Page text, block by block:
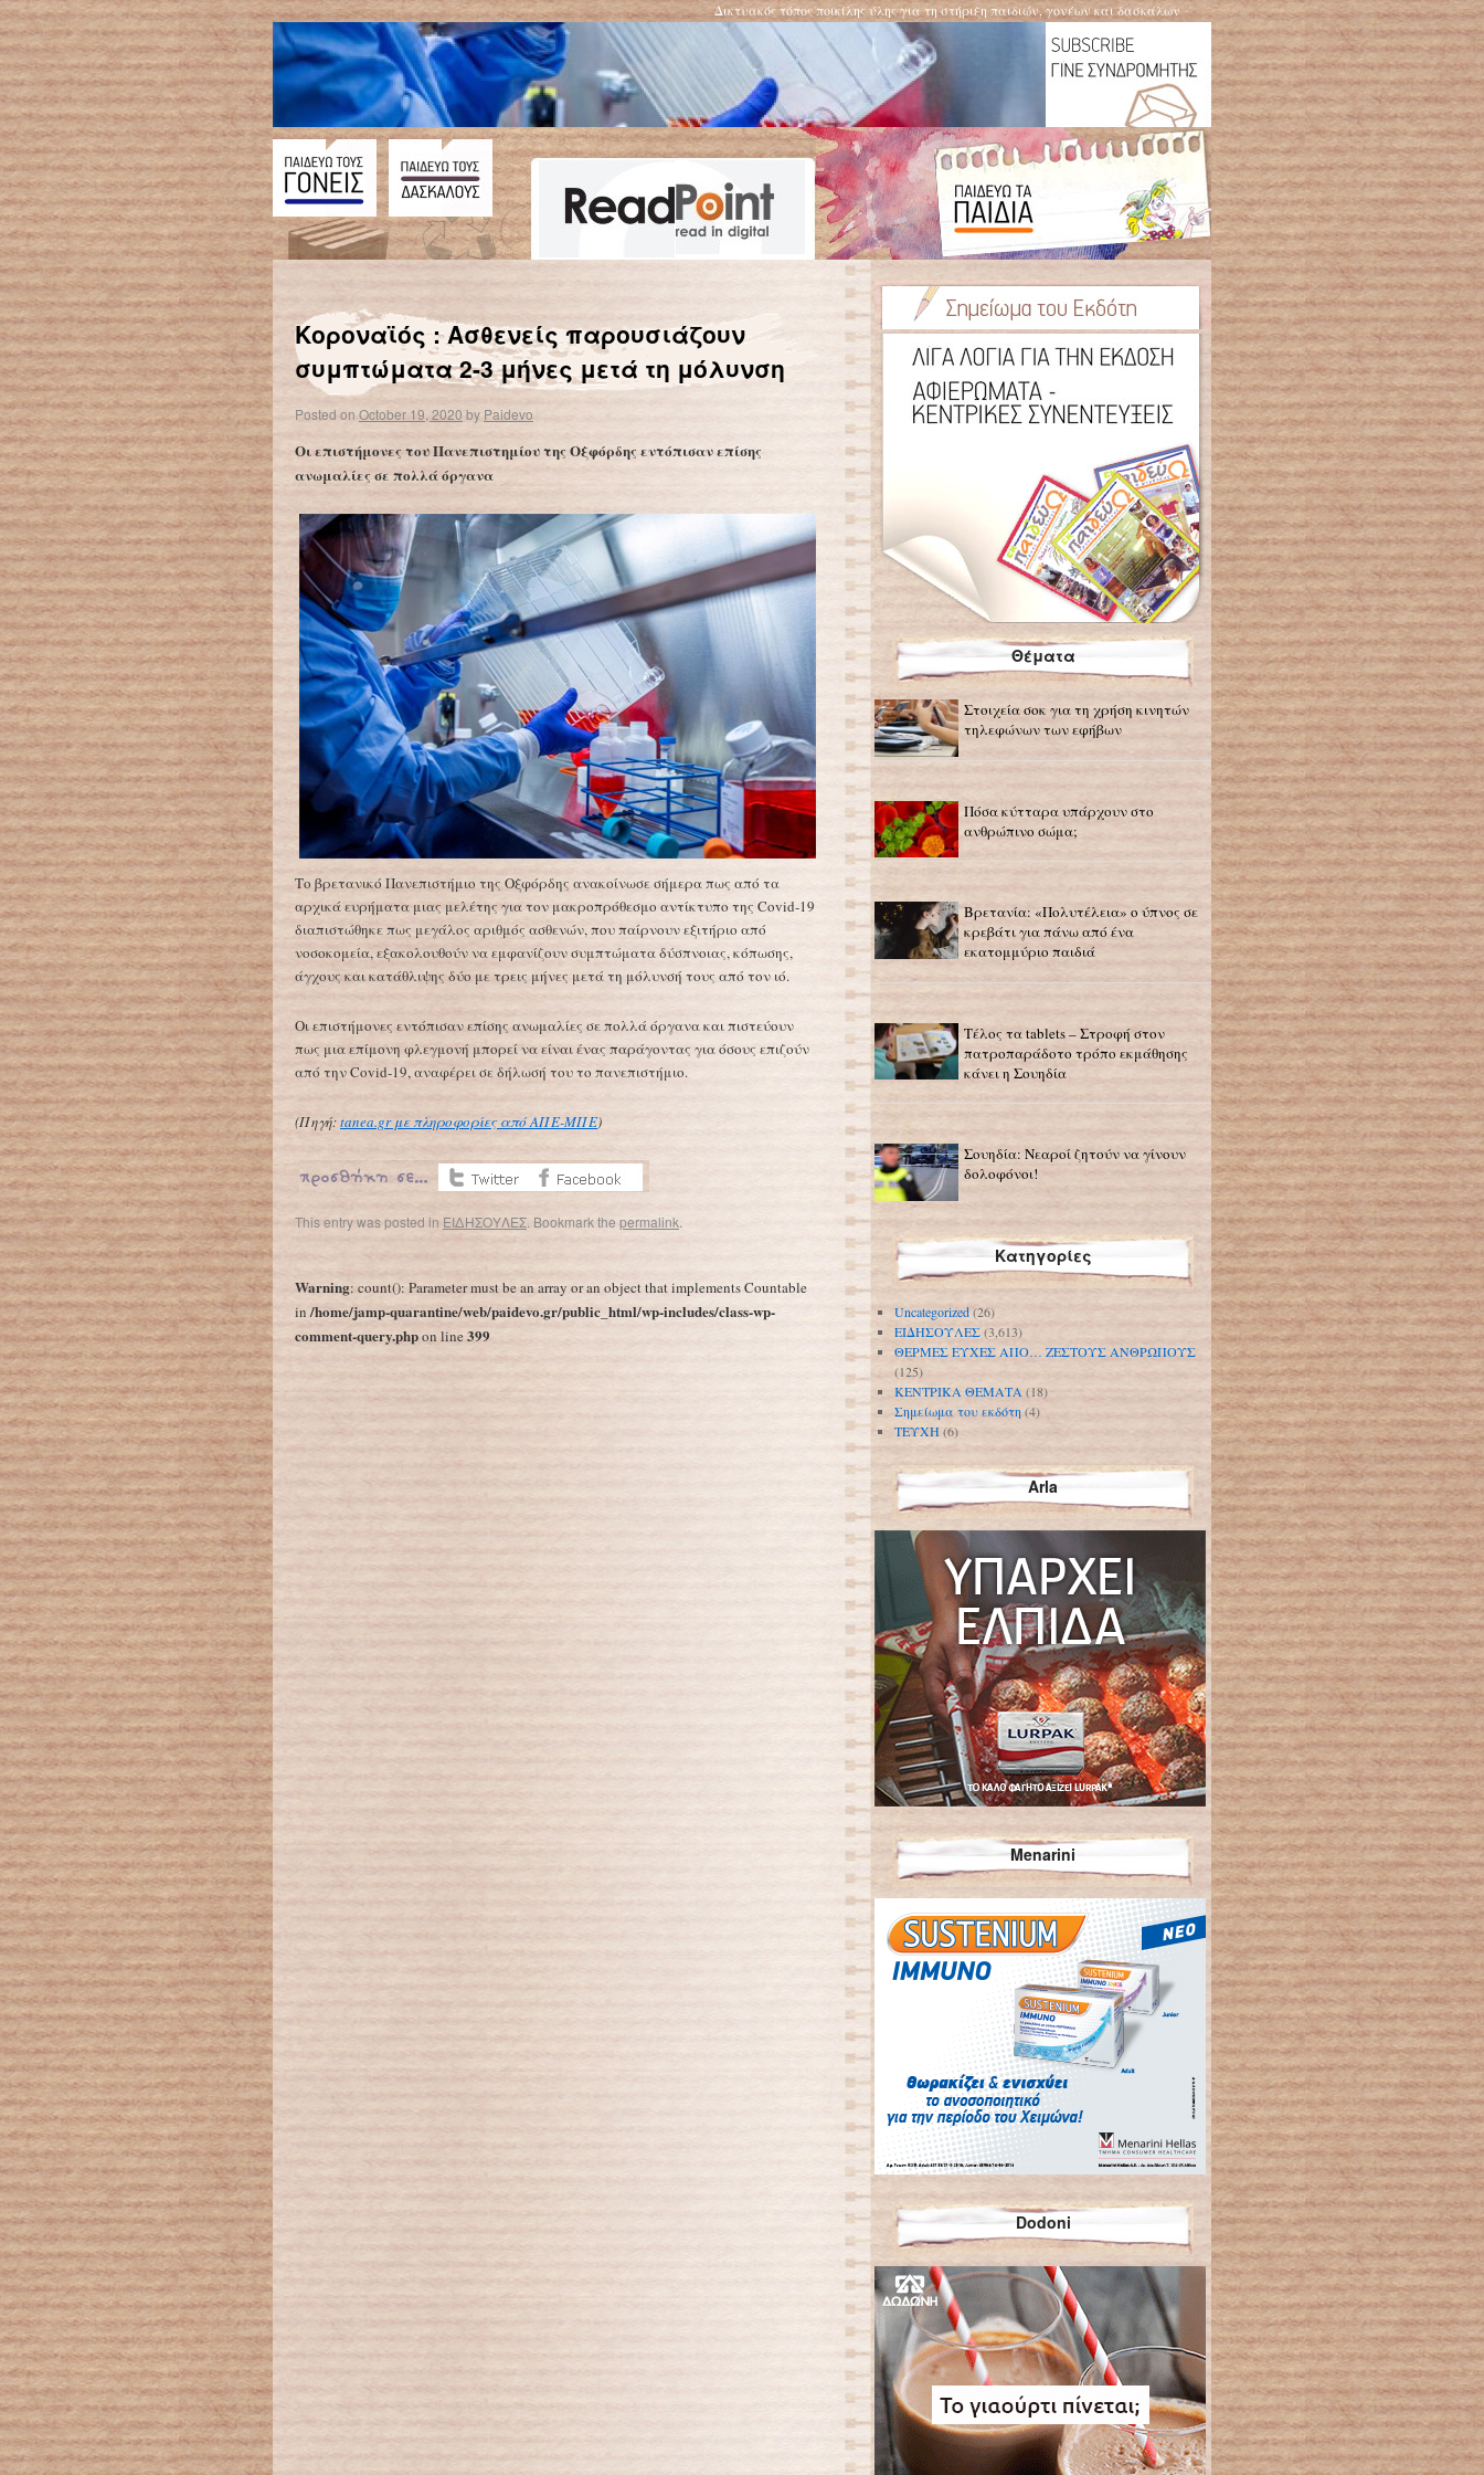
Δικτυακός τόπος ποικίλης ύλης για τη στήριξη παιδιών, γονέων και δασκάλων
Κοροναϊός : Επιβιώνει στο δέρμα για 9 ώρες – Τι συστήνουν οι ειδικοί
Κοροναϊός : Ασθενείς παρουσιάζουν
συμπτώματα 2-3 μήνες μετά τη μόλυνση
Posted on October 19, 2020 by Paidevo
Οι επιστήμονες του Πανεπιστημίου της Οξφόρδης εντόπισαν επίσης
ανωμαλίες σε πολλά όργανα
Το βρετανικό Πανεπιστήμιο της Οξφόρδης ανακοίνωσε σήμερα πως από τα
αρχικά ευρήματα μιας μελέτης για τον μακροπρόθεσμο αντίκτυπο της Covid-19
διαπιστώθηκε πως μεγάλος αριθμός ασθενών, που παίρνουν εξιτήριο από
νοσοκομεία, εξακολουθούν να εμφανίζουν συμπτώματα δύσπνοιας, κόπωσης,
άγχους και κατάθλιψης δύο με τρεις μήνες μετά τη μόλυνσή τους από τον ιό.
Οι επιστήμονες εντόπισαν επίσης ανωμαλίες σε πολλά όργανα και πιστεύουν
πως μια επίμονη φλεγμονή μπορεί να είναι ένας παράγοντας για όσους επιζούν
από την Covid-19, αναφέρει σε δήλωσή του το πανεπιστήμιο.
(Πηγή:tanea.gr με πληροφορίες από ΑΠΕ-ΜΠΕ)
This entry was posted in ΕΙΔΗΣΟΥΛΕΣ. Bookmark the permalink.
Κοροναϊός : Επιβιώνει στο δέρμα για 9 ώρες – Τι συστήνουν οι ειδικοί
Warning: count(): Parameter must be an array or an object that implements Countable
in/home/jamp-quarantine/web/paidevo.gr/public_html/wp-includes/class-wp-
comment-query.phpon line399
Θέματα
Στοιχεία σοκ για τη χρήση κινητών
τηλεφώνων των εφήβων
Πόσα κύτταρα υπάρχουν στο
ανθρώπινο σώμα;
Βρετανία: «Πολυτέλεια» ο ύπνος σε
κρεβάτι για πάνω από ένα
εκατομμύριο παιδιά
Τέλος τα tablets – Στροφή στον
πατροπαράδοτο τρόπο εκμάθησης
κάνει η Σουηδία
Σουηδία: Νεαροί ζητούν να γίνουν
δολοφόνοι!
Κατηγορίες
Uncategorized (26)
ΕΙΔΗΣΟΥΛΕΣ(3,613)
ΘΕΡΜΕΣ ΕΥΧΕΣ ΑΠΟ… ΖΕΣΤΟΥΣ ΑΝΘΡΩΠΟΥΣ
(125)
ΚΕΝΤΡΙΚΑ ΘΕΜΑΤΑ (18)
Σημείωμα του εκδότη(4)
ΤΕΥΧΗ(6)
Arla
Menarini
Dodoni